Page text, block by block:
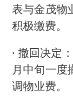
表与金茂物
积极缴费。
· 撤回决定
月中旬一度
调物业费。